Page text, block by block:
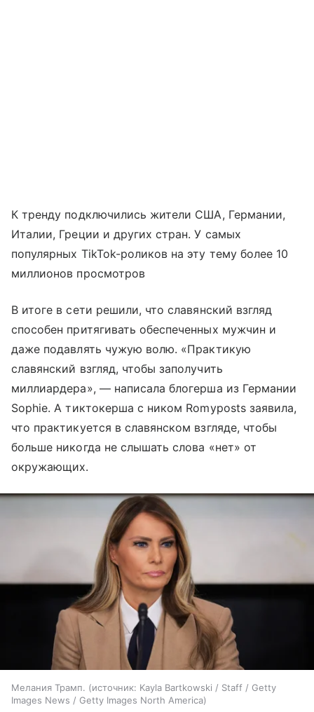
К тренду подключились жители США, Германии,
Италии, Греции и других стран. У самых
популярных TikTok-роликов на эту тему более 10
миллионов просмотров
В итоге в сети решили, что славянский взгляд
способен притягивать обеспеченных мужчин и
даже подавлять чужую волю. «Практикую
славянский взгляд, чтобы заполучить
миллиардера», — написала блогерша из Германии
Sophie. А тиктокерша с ником Romyposts заявила,
что практикуется в славянском взгляде, чтобы
больше никогда не слышать слова «нет» от
окружающих.
Мелания Трамп. источник: Kayla Bartkowski / Staff / Getty
Images News / Getty Images North America